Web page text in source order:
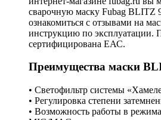
сварочную маску Fubag BLITZ
ознакомиться с отзывами на
инструкцию по эксплуатации.
сертифицирована ЕАС.
Преимущества маски
• Светофильтр системы
• Регулировка степени
• Возможность работы в